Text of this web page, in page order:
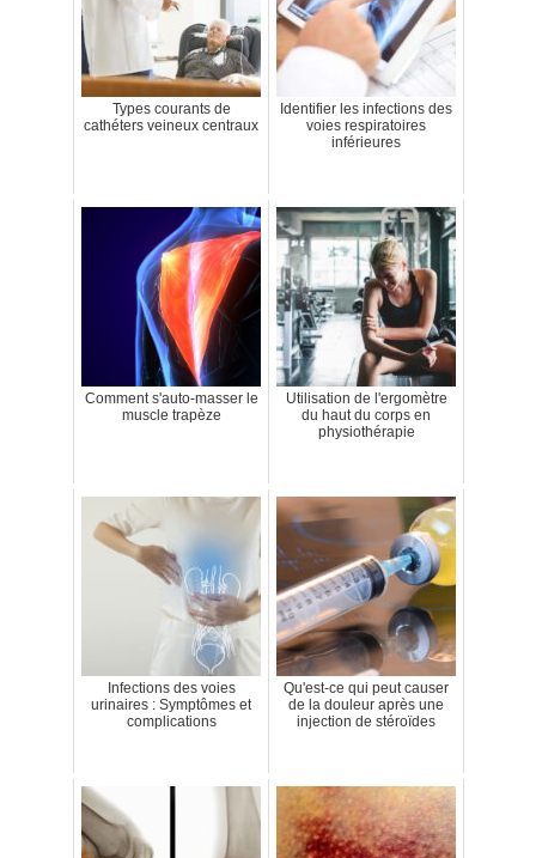
Types courants de
cathéters veineux centraux
Identifier les infections des
voies respiratoires
inférieures
Comment s'auto-masser le
muscle trapèze
Utilisation de l'ergomètre
du haut du corps en
physiothérapie
Infections des voies
urinaires : Symptômes et
complications
Qu'est-ce qui peut causer
de la douleur après une
injection de stéroïdes